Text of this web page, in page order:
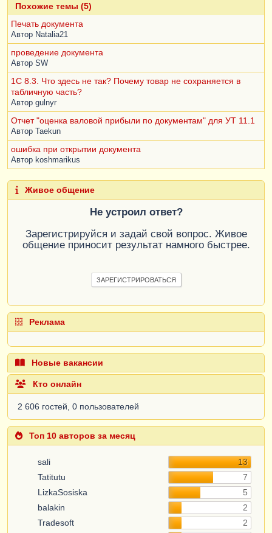
Похожие темы (5)
Печать документа
Автор Natalia21
проведение документа
Автор SW
1C 8.3. Что здесь не так? Почему товар не сохраняется в
табличную часть?
Автор gulnyr
Отчет "оценка валовой прибыли по документам" для УТ 11.1
Автор Taekun
ошибка при открытии документа
Автор koshmarikus
Живое общение
Не устроил ответ?
Зарегистрируйся и задай свой вопрос. Живое
общение приносит результат намного быстрее.
ЗАРЕГИСТРИРОВАТЬСЯ
Реклама
Новые вакансии
Кто онлайн
2 606 гостей, 0 пользователей
Топ 10 авторов за месяц
sali
13
Tatitutu
7
LizkaSosiska
5
balakin
2
Tradesoft
2